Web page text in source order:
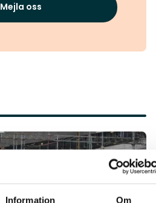
Information Om
Mejla oss